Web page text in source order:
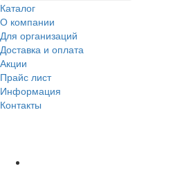
Каталог
О компании
Для организаций
Доставка и оплата
Акции
Прайс лист
Информация
Контакты